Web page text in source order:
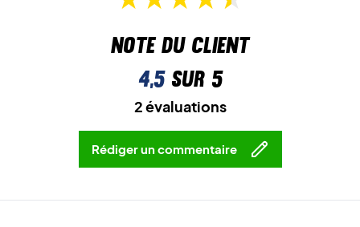
Note du client
4,5sur 5
2 évaluations
Rédiger un commentaire